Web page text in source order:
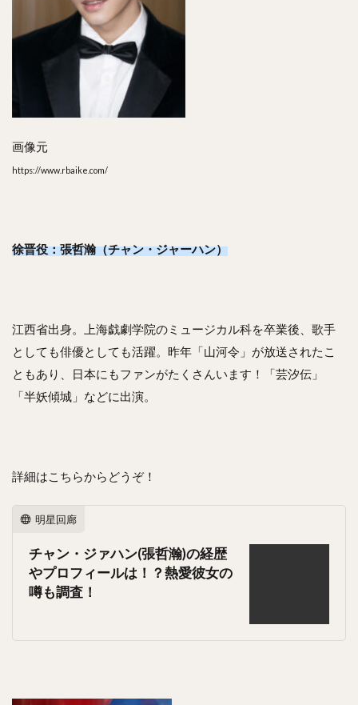
画像元
https://www.rbaike.com/
徐晋役：張哲瀚（チャン・ジャーハン）
江西省出身。上海戯劇学院のミュージカル科を卒業後、歌手
としても俳優としても活躍。昨年「山河令」が放送されたこ
ともあり、日本にもファンがたくさんいます！「芸汐伝」
「半妖傾城」などに出演。
詳細はこちらからどうぞ！
明星回廊
チャン・ジァハン(張哲瀚)の経歴
やプロフィールは！？熱愛彼女の
噂も調査！